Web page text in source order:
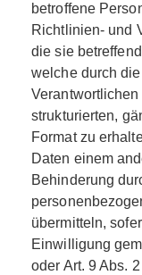
betroffene
Richtlinien- und
die sie
welche durch
strukturierten,
Format zu
Daten einem
Behinderung
übermitteln,
Einwilligung
oder Art. 9 Abs.